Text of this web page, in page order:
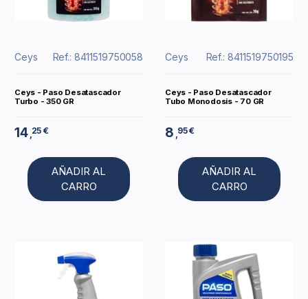
Ceys Ref.: 8411519750058
Ceys - Paso Desatascador
Turbo - 350 GR
14 ,25 €
AÑADIR AL
CARRO
Ceys Ref.: 8411519750195
Ceys - Paso Desatascador
Tubo Monodosis - 70 GR
8 ,95 €
AÑADIR AL
CARRO